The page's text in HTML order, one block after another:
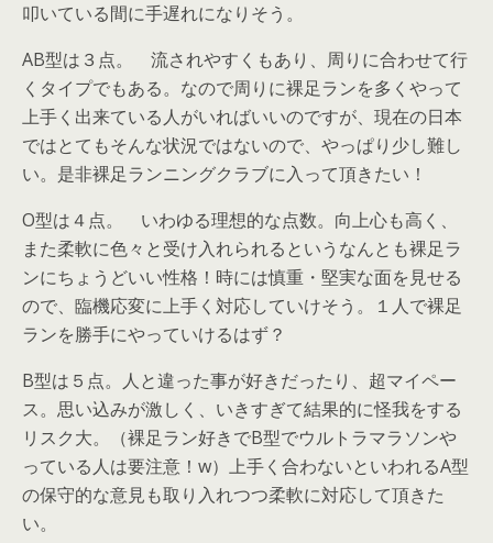
叩いている間に手遅れになりそう。
AB型は３点。 流されやすくもあり、周りに合わせて行
くタイプでもある。なので周りに裸足ランを多くやって
上手く出来ている人がいればいいのですが、現在の日本
ではとてもそんな状況ではないので、やっぱり少し難し
い。是非裸足ランニングクラブに入って頂きたい！
O型は４点。 いわゆる理想的な点数。向上心も高く、
また柔軟に色々と受け入れられるというなんとも裸足ラ
ンにちょうどいい性格！時には慎重・堅実な面を見せる
ので、臨機応変に上手く対応していけそう。１人で裸足
ランを勝手にやっていけるはず？
B型は５点。人と違った事が好きだったり、超マイペー
ス。思い込みが激しく、いきすぎて結果的に怪我をする
リスク大。（裸足ラン好きでB型でウルトラマラソンや
っている人は要注意！w）上手く合わないといわれるA型
の保守的な意見も取り入れつつ柔軟に対応して頂きた
い。